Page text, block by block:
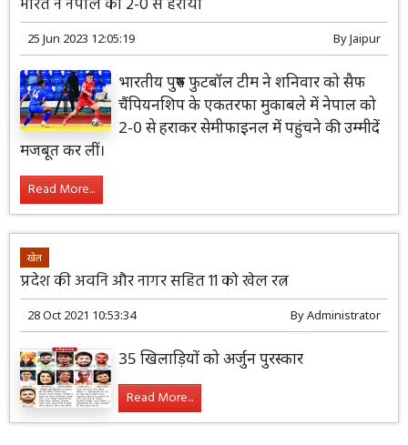
25 Jun 2023 12:05:19 ByJaipur
भारतीय पुरुष फुटबॉल टीम ने शनिवार को सैफ
चैंपियनशिप के एकतरफा मुकाबले में नेपाल को
2-0 से हराकर सेमीफाइनल में पहुंचने की उम्मीदें
मजबूत कर लीं।
Read More...
खेल
प्रदेश की अवनि और नागर सहित 11 को खेल रत्न
28 Oct 2021 10:53:34 ByAdministrator
35 खिलाड़ियों को अर्जुन पुरस्कार
Read More...